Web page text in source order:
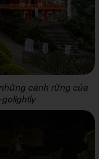
cánh rừng của